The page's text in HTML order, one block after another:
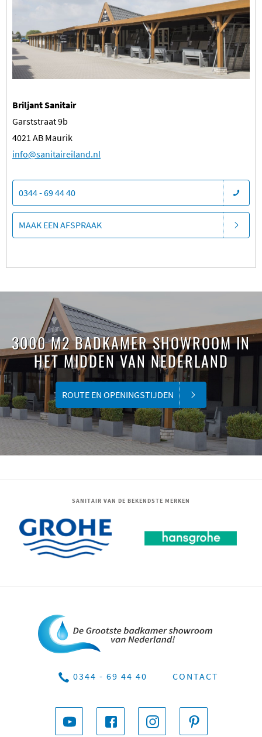
Briljant Sanitair
Garststraat 9b
4021 AB Maurik
​info@sanitaireiland.nl
0344 - 69 44 40
MAAK EEN AFSPRAAK
3000 M2 BADKAMER SHOWROOM IN
HET MIDDEN VAN NEDERLAND
ROUTE EN OPENINGSTIJDEN
SANITAIR VAN DE BEKENDSTE MERKEN
0344 - 69 44 40 CONTACT